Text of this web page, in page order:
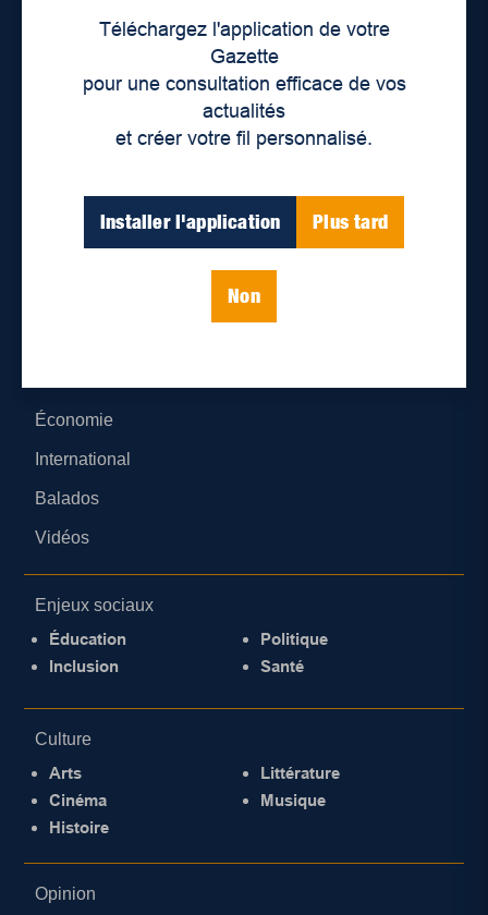
Téléchargez l'application de votre
Gazette
pour une consultation efficace de vos
actualités
et créer votre fil personnalisé.
Installer l'application Plus tard
Non
Lieux de distribution
Économie
International
Balados
Vidéos
Enjeux sociaux
Éducation
Inclusion
Politique
Santé
Culture
Arts
Cinéma
Histoire
Littérature
Musique
Opinion